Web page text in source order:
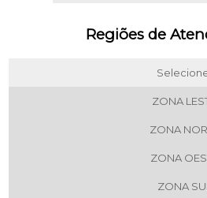
Regiões de
ZONA
ZONA
ZONA
ZONA SUL